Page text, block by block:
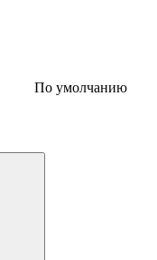
По умолчанию